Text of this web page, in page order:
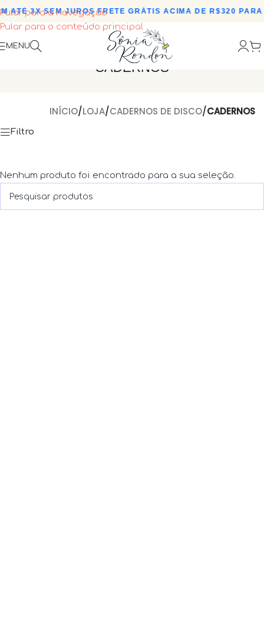
Pular para a navegação
Pular para o conteúdo principal
ATÉ 3X SEM JUROS•FRETE GRÁTIS ACIMA DE R$320 PARA
MENU
CADERNOS
INÍCIO/LOJA/CADERNOS DE DISCO/CADERNOS
Filtro
Nenhum produto foi encontrado para a sua seleção.